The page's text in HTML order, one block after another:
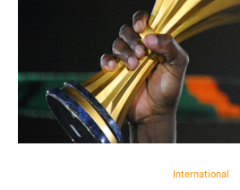
International